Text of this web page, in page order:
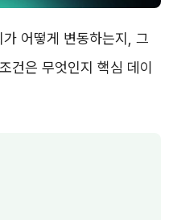
어떻게 변동하는지, 그
건은 무엇인지 핵심 데이